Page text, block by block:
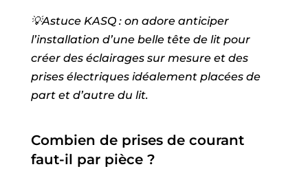
💡Astuce KASQ : on adore anticiper
l’installation d’une belle tête de lit pour
créer des éclairages sur mesure et des
prises électriques idéalement placées de
part et d’autre du lit.
Combien de prises de courant
faut-il par pièce ?